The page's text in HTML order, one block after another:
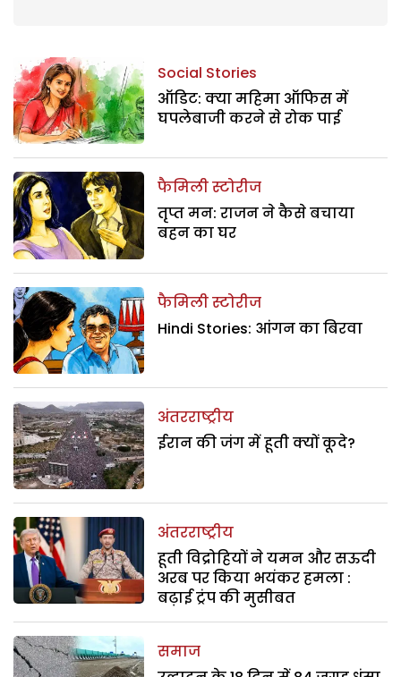
Social Stories
ऑडिट: क्या महिमा ऑफिस में
घपलेबाजी करने से रोक पाई
फैमिली स्टोरीज
तृप्त मन: राजन ने कैसे बचाया
बहन का घर
फैमिली स्टोरीज
Hindi Stories: आंगन का बिरवा
अंतरराष्ट्रीय
ईरान की जंग में हूती क्यों कूदे?
अंतरराष्ट्रीय
हूती विद्रोहियों ने यमन और सऊदी
अरब पर किया भयंकर हमला :
बढ़ाई ट्रंप की मुसीबत
समाज